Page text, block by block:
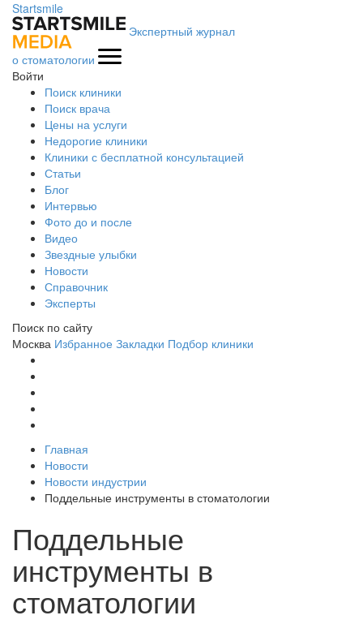
Startsmile
Экспертный журнал
о стоматологии
Войти
Поиск клиники
Поиск врача
Цены на услуги
Недорогие клиники
Клиники с бесплатной консультацией
Статьи
Блог
Интервью
Фото до и после
Видео
Звездные улыбки
Новости
Справочник
Эксперты
Поиск по сайту
Москва Избранное Закладки Подбор клиники
Главная
Новости
Новости индустрии
Поддельные инструменты в стоматологии
Поддельные
инструменты в
стоматологии